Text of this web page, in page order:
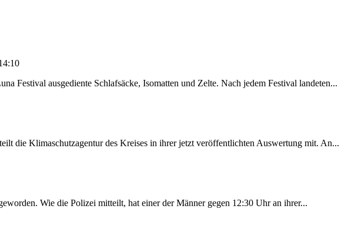
Festival ausgediente Schlafsäcke, Isomatten und Zelte. Nach jedem Festival landeten...
die Klimaschutzagentur des Kreises in ihrer jetzt veröffentlichten Auswertung mit. An...
Wie die Polizei mitteilt, hat einer der Männer gegen 12:30 Uhr an ihrer...